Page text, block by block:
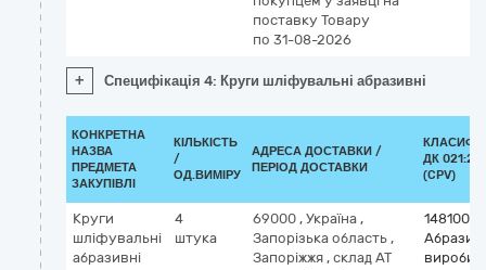
поставку Товару
по 31-08-2026
+ Специфікація 4: Круги шліфувальні абразивні
КОНКРЕТНА
НАЗВА
ПРЕДМЕТА
ЗАКУПІВЛІ
КІЛЬКІСТЬ
/
ОД.ВИМІРУ
АДРЕСА ДОСТАВКИ /
ПЕРІОД ДОСТАВКИ
ДК
(CPV)
Круги
шліфувальні
абразивні
4
штука
69000 , Україна ,
Запорізька область ,
Запоріжжя , склад АТ
вироби